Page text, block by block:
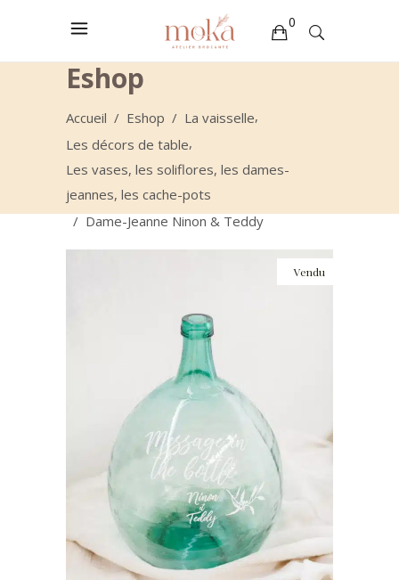
0
Votre sélection est vide
Eshop
Accueil / Eshop / La vaisselle,
Les décors de table,
Les vases, les soliflores, les dames-
jeannes, les cache-pots
/ Dame-Jeanne Ninon & Teddy
Vendu